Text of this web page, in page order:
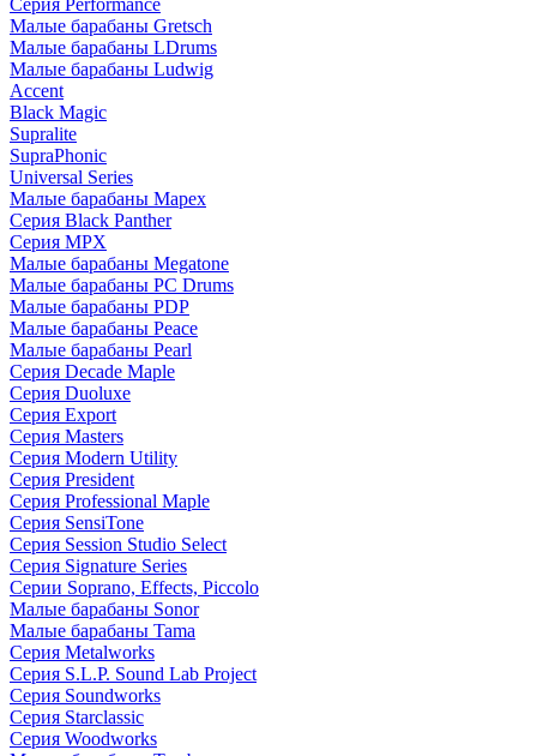
Серия Performance
Малые барабаны Gretsch
Малые барабаны LDrums
Малые барабаны Ludwig
Accent
Black Magic
Supralite
SupraPhonic
Universal Series
Малые барабаны Mapex
Серия Black Panther
Серия MPX
Малые барабаны Megatone
Малые барабаны PC Drums
Малые барабаны PDP
Малые барабаны Peace
Малые барабаны Pearl
Серия Decade Maple
Серия Duoluxe
Серия Export
Серия Masters
Серия Modern Utility
Серия President
Серия Professional Maple
Серия SensiTone
Серия Session Studio Select
Серия Signature Series
Серии Soprano, Effects, Piccolo
Малые барабаны Sonor
Малые барабаны Tama
Серия Metalworks
Серия S.L.P. Sound Lab Project
Серия Soundworks
Серия Starclassic
Серия Woodworks